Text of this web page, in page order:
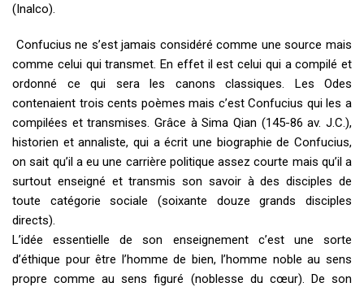
(Inalco).
Confucius ne s’est jamais considéré comme une source mais
comme celui qui transmet. En effet il est celui qui a compilé et
ordonné ce qui sera les canons classiques. Les Odes
contenaient trois cents poèmes mais c’est Confucius qui les a
compilées et transmises. Grâce à Sima Qian (145-86 av. J.C.),
historien et annaliste, qui a écrit une biographie de Confucius,
on sait qu’il a eu une carrière politique assez courte mais qu’il a
surtout enseigné et transmis son savoir à des disciples de
toute catégorie sociale (soixante douze grands disciples
directs).
L’idée essentielle de son enseignement c’est une sorte
d’éthique pour être l’homme de bien, l’homme noble au sens
propre comme au sens figuré (noblesse du cœur). De son